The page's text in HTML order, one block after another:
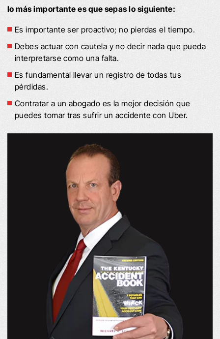
lo más importante es que sepas lo siguiente:
Es importante ser proactivo; no pierdas el tiempo.
Debes actuar con cautela y no decir nada que pueda
interpretarse como una falta.
Es fundamental llevar un registro de todas tus
pérdidas.
Contratar a un abogado es la mejor decisión que
puedes tomar tras sufrir un accidente con Uber.